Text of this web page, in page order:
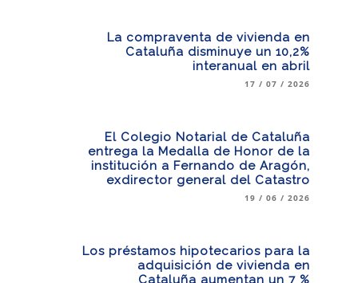
La compraventa de vivienda en
Cataluña disminuye un 10,2%
interanual en abril
17 / 07 / 2026
El Colegio Notarial de Cataluña
entrega la Medalla de Honor de la
institución a Fernando de Aragón,
exdirector general del Catastro
19 / 06 / 2026
Los préstamos hipotecarios para la
adquisición de vivienda en
Cataluña aumentan un 7 %